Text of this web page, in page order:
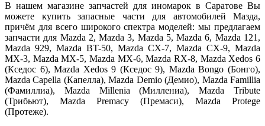
В нашем магазине запчастей для иномарок в Саратове Вы
можете купить запасные части для автомобилей Мазда,
причём для всего широкого спектра моделей: мы предлагаем
запчасти для Mazda 2, Mazda 3, Mazda 5, Mazda 6, Mazda 121,
Mazda 929, Mazda BT-50, Mazda CX-7, Mazda CX-9, Mazda
MX-3, Mazda MX-5, Mazda MX-6, Mazda RX-8, Mazda Xedos 6
(Кседос 6), Mazda Xedos 9 (Кседос 9), Mazda Bongo (Бонго),
Mazda Capella (Капелла), Mazda Demio (Демио), Mazda Famillia
(Фамиллиа), Mazda Millenia (Миллениа), Mazda Tribute
(Трибьют), Mazda Premacy (Премаси), Mazda Protege
(Протеже).